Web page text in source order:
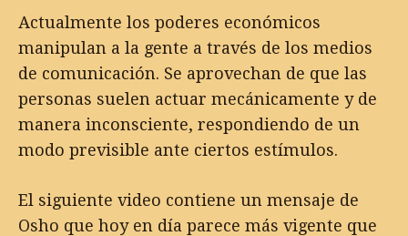
Actualmente los poderes económicos
manipulan a la gente a través de los medios
de comunicación. Se aprovechan de que las
personas suelen actuar mecánicamente y de
manera inconsciente, respondiendo de un
modo previsible ante ciertos estímulos.
El siguiente video contiene un mensaje de
Osho que hoy en día parece más vigente que